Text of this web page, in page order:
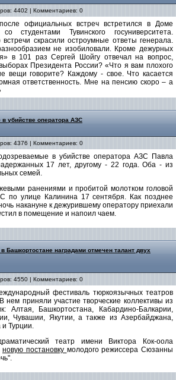
4402 | Комментариев: 0
официальных встреч встретился в Доме
студентами Тувинского госуниверситета.
скрасили остроумные ответы генерала.
не изобиловали. Кроме дежурных
в 101 раз Сергей Шойгу отвечал на вопрос,
Президента России? «Что я вам плохого
вещи говорите? Каждому - свое. Что касается
ответственность. Мне на пенсию скоро – а
убийстве оператора АЗС
4376 | Комментариев: 0
в убийстве оператора АЗС Павла
17 лет, другому - 22 года. Оба - из
семей.
ранениями и пробитой молотком головой
по улице Калинина 17 сентября. Как позднее
накануне к дежурившему оператору приехали
в помещение и напоил чаем.
Башкортостане наградами отмечен талант двух
4550 | Комментариев: 0
фестиваль тюркоязычных театров
нем приняли участие творческие коллективы из
Алтая, Башкортостана, Кабардино-Балкарии,
Чувашии, Якутии, а также из Азербайджана,
и Турции.
театр имени Виктора Кок-оола
новую постановку молодого режиссера Сюзанны